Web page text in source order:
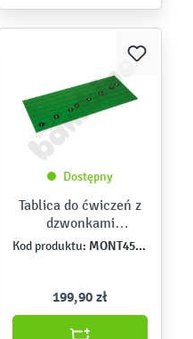
Dostępny
Tablica do ćwiczeń z
dzwonkami
chromatycznymi
Kod produktu: MONT457631
199,90 zł